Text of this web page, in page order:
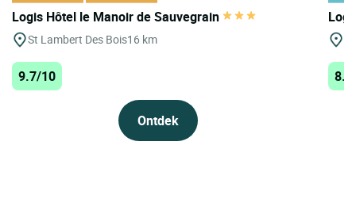
Logis Hôtel le Manoir de Sauvegrain
St Lambert Des Bois16 km
9.7/10
Ontdek